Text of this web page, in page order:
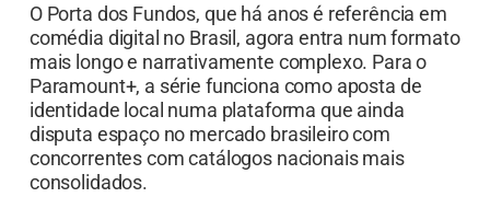
O Porta dos Fundos, que há anos é referência em
comédia digital no Brasil, agora entra num formato
mais longo e narrativamente complexo. Para o
Paramount+, a série funciona como aposta de
identidade local numa plataforma que ainda
disputa espaço no mercado brasileiro com
concorrentes com catálogos nacionais mais
consolidados.